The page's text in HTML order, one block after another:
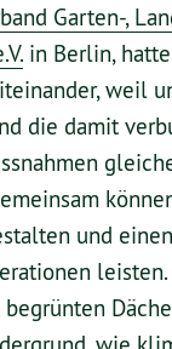
Garten-,
in Berlin,
weil
die damit
und